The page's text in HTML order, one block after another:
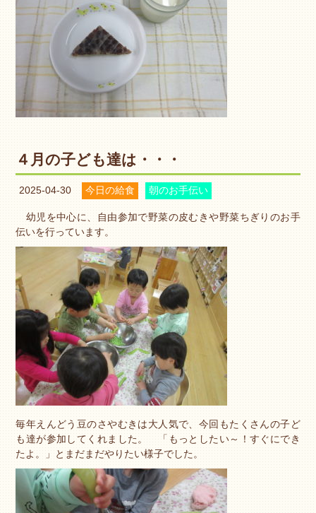
４月の子ども達は・・・
2025-04-30 今日の給食 朝のお手伝い
幼児を中心に、自由参加で野菜の皮むきや野菜ちぎりのお手
伝いを行っています。
毎年えんどう豆のさやむきは大人気で、今回もたくさんの子ど
も達が参加してくれました。 「もっとしたい～！すぐにでき
たよ。」とまだまだやりたい様子でした。